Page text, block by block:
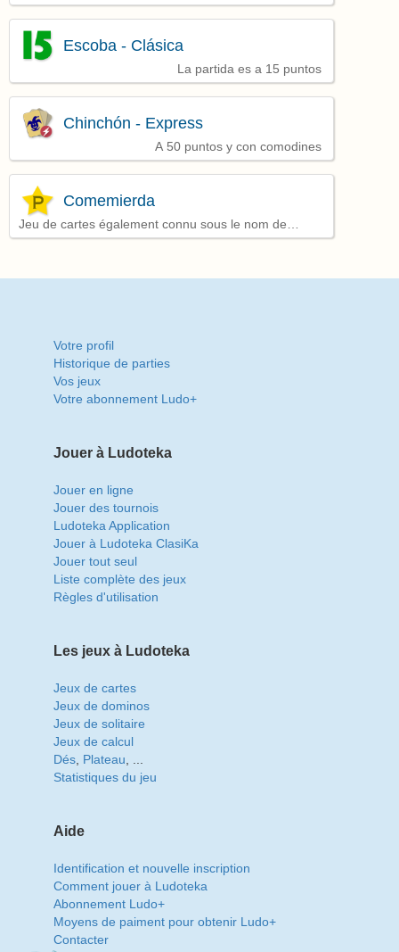
La partida es a 15 puntos
Escoba - Clásica
A 50 puntos y con comodines
Chinchón - Express
Jeu de cartes également connu sous le nom de
Président
Comemierda
Votre profil
Historique de parties
Vos jeux
Votre abonnement Ludo+
Jouer à Ludoteka
Jouer en ligne
Jouer des tournois
Ludoteka Application
Jouer à Ludoteka ClasiKa
Jouer tout seul
Liste complète des jeux
Règles d'utilisation
Les jeux à Ludoteka
Jeux de cartes
Jeux de dominos
Jeux de solitaire
Jeux de calcul
Dés Plateau
Statistiques du jeu
Aide
Identification et nouvelle inscription
Comment jouer à Ludoteka
Abonnement Ludo+
Moyens de paiment pour obtenir Ludo+
Contacter